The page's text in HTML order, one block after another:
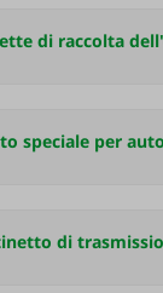
di raccolta
speciale per
di